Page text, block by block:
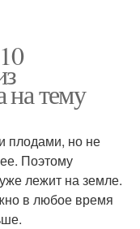
на тему
плодами, но не
Поэтому
лежит на земле.
в любое время